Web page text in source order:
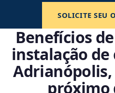
SOLICITE SEU
Benefícios
instalação
Adrianópolis,
próximo